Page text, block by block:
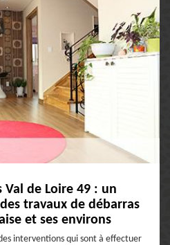
de Loire 49 : un
travaux de débarras
et ses environs
interventions qui sont à effectuer